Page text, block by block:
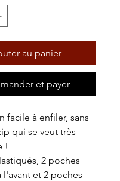
au panier
et payer
facile à enfiler, sans
qui se veut très
!
2 poches
l'avant et 2 poches